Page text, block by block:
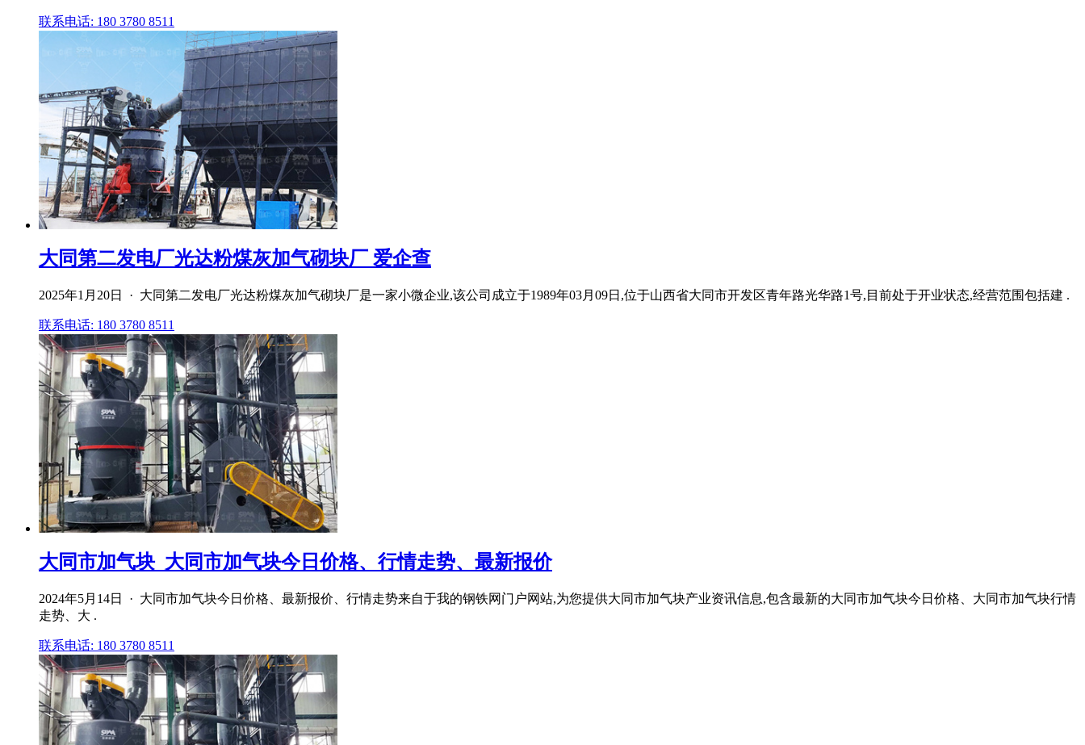
联系电话: 180 3780 8511
大同第二发电厂光达粉煤灰加气砌块厂 爱企查
2025年1月20日 · 大同第二发电厂光达粉煤灰加气砌块厂是一家小微企业,该公司成立于1989年03月09日,位于山西省大同市开发区青年路光华路1号,目前处于开业状态,经营范围包括建 .
联系电话: 180 3780 8511
大同市加气块_大同市加气块今日价格、行情走势、最新报价
2024年5月14日 · 大同市加气块今日价格、最新报价、行情走势来自于我的钢铁网门户网站,为您提供大同市加气块产业资讯信息,包含最新的大同市加气块今日价格、大同市加气块行情
走势、大 .
联系电话: 180 3780 8511